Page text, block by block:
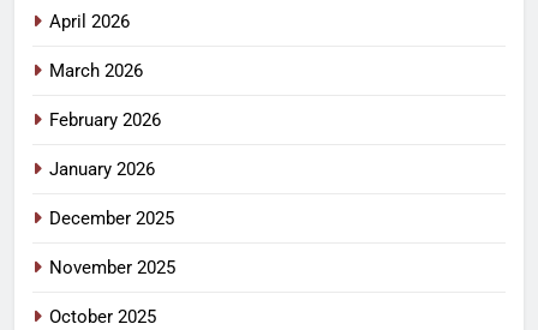
April 2026
March 2026
February 2026
January 2026
December 2025
November 2025
October 2025